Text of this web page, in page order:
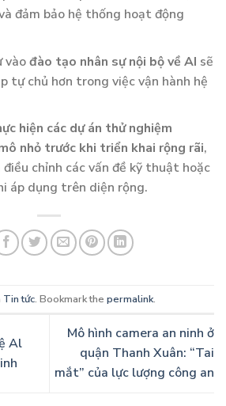
đảm bảo hệ thống hoạt động
vàođào tạo nhân sự nội bộ về AI sẽ
tự chủ hơn trong việc vận hành hệ
hiện các dự án thử nghiệm
nhỏ trước khi triển khai rộng rãi,
điều chỉnh các vấn đề kỹ thuật hoặc
áp dụng trên diện rộng.
Tin tức. Bookmark the permalink.
Al
Mô hình camera an ninh ở
quận Thanh Xuân: “Tai
mắt” của lực lượng công an